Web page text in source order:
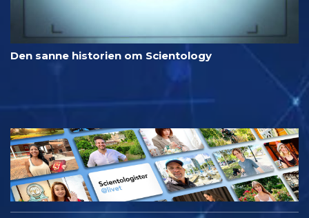
Den sanne historien om Scientology